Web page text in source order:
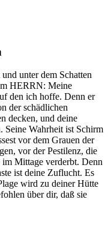
unter dem Schatten
HERRN: Meine
den ich hoffe. Denn er
der schädlichen
decken, und deine
Seine Wahrheit ist Schirm
vor dem Grauen der
vor der Pestilenz, die
Mittage verderbt. Denn
ist deine Zuflucht. Es
wird zu deiner Hütte
über dir, daß sie